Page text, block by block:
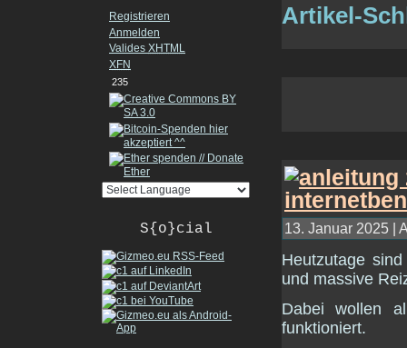
Registrieren
Anmelden
Valides XHTML
XFN
235
S{o}cial
Artikel-
13. Januar 2025 |
Heutzutage
und massive
Dabei wollen
funktioniert.